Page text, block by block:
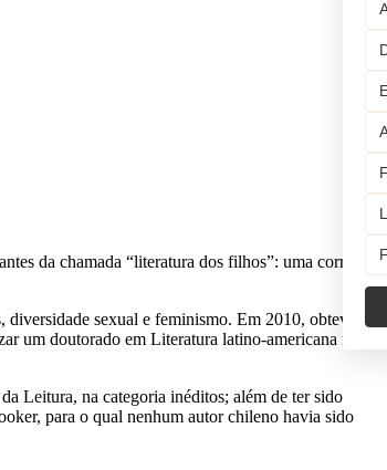
da chamada “literatura dos filhos”: uma corrente
sexual e feminismo. Em 2010, obteve a
um doutorado em Literatura latino-americana na
Leitura, na categoria inéditos; além de ter sido
para o qual nenhum autor chileno havia sido